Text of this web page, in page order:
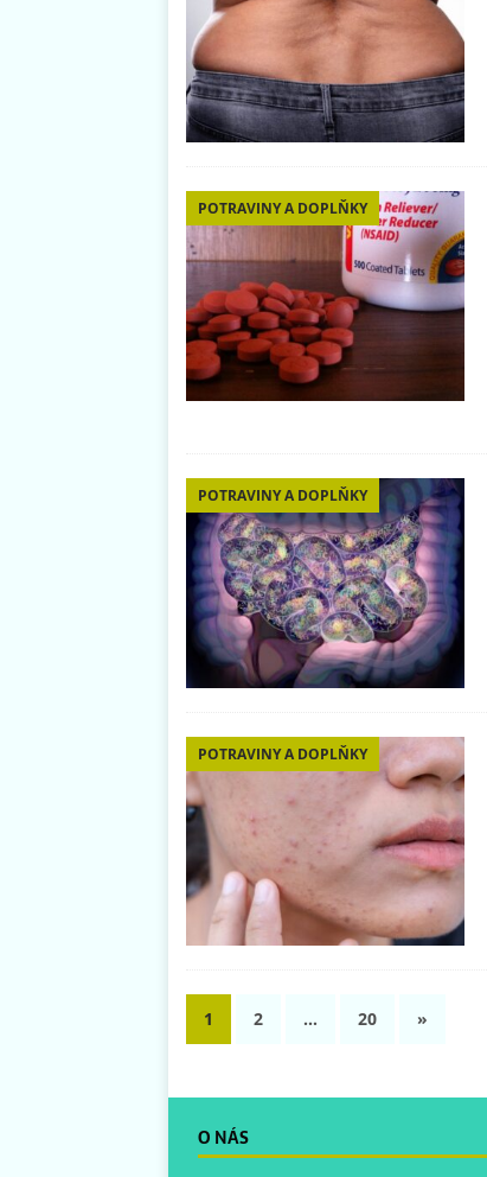
POTRAVINY A DOPLŇKY
POTRAVINY A DOPLŇKY
POTRAVINY A DOPLŇKY
1 2 … 20 »
O NÁS